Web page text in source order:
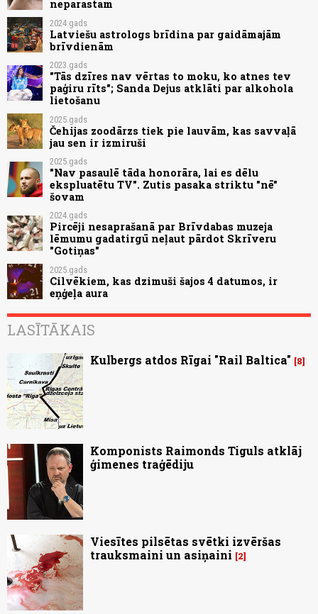
neparastam
2024.gads
Latviešu astrologs brīdina par gaidāmajām
brīvdienām
2023.gads
"Tās dzīres nav vērtas to moku, ko atnes tev
paģiru rīts"; Sanda Dejus atklāti par alkohola
lietošanu
2025.gads
Čehijas zoodārzs tiek pie lauvām, kas savvaļā
jau sen ir izmiruši
2025.gads
"Nav pasaulē tāda honorāra, lai es dēlu
ekspluatētu TV". Zutis pasaka striktu "nē"
šovam
2024.gads
Pircēji nesaprašanā par Brīvdabas muzeja
lēmumu gadatirgū neļaut pārdot Skrīveru
"Gotiņas"
2025.gads
Cilvēkiem, kas dzimuši šajos 4 datumos, ir
eņģeļa aura
LASĪTĀKAIS
Kulbergs atdos Rīgai "Rail Baltica" 8
Komponists Raimonds Tiguls atklāj
ģimenes traģēdiju
Viesītes pilsētas svētki izvēršas
trauksmaini un asiņaini
2